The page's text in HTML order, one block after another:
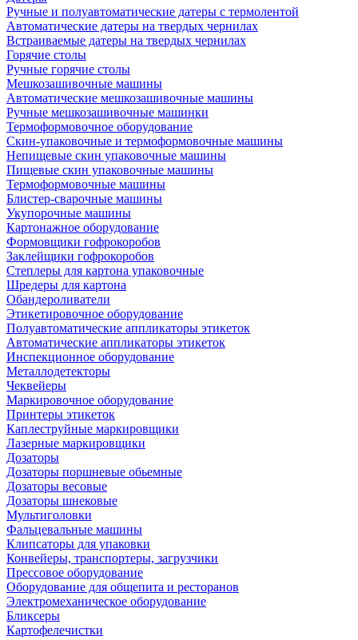
Ручные и полуавтоматические датеры с термолентой
Автоматические датеры на твердых чернилах
Встраиваемые датеры на твердых чернилах
Горячие столы
Ручные горячие столы
Мешкозашивочные машины
Автоматические мешкозашивочные машины
Ручные мешкозашивочные машинки
Термоформовочное оборудование
Скин-упаковочные и термоформовочные машины
Непищевые скин упаковочные машины
Пищевые скин упаковочные машины
Термоформовочные машины
Блистер-сварочные машины
Укупорочные машины
Картонажное оборудование
Формовщики гофрокоробов
Заклейщики гофрокоробов
Степлеры для картона упаковочные
Шредеры для картона
Обандероливатели
Этикетировочное оборудование
Полуавтоматические аппликаторы этикеток
Автоматические аппликаторы этикеток
Инспекционное оборудование
Металлодетекторы
Чеквейеры
Маркировочное оборудование
Принтеры этикеток
Каплеструйные маркировщики
Лазерные маркировщики
Дозаторы
Дозаторы поршневые обьемные
Дозаторы весовые
Дозаторы шнековые
Мультиголовки
Фальцевальные машины
Клипсаторы для упаковки
Конвейеры, транспортеры, загрузчики
Прессовое оборудование
Оборудование для общепита и ресторанов
Электромеханическое оборудование
Бликсеры
Картофелечистки